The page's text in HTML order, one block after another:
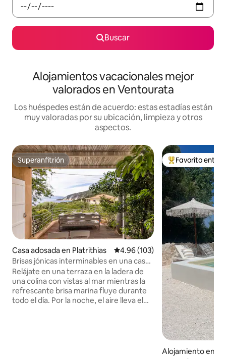
Buscar
Alojamientos vacacionales mejor
valorados en Ventourata
Los huéspedes están de acuerdo: estas estadías están
muy valoradas por su ubicación, limpieza y otros
aspectos.
Superanfitrión
Superanfitrión
Casa adosada en Platrithias Calificación promedio: 4.96 de
4.96 (103)
Brisas jónicas interminables en una casa
en la isla de Ítaca
Relájate en una terraza en la ladera de
una colina con vistas al mar mientras la
refrescante brisa marina fluye durante
todo el día. Por la noche, el aire lleva el
Favorito entre
Favorito entre
Alojamiento en